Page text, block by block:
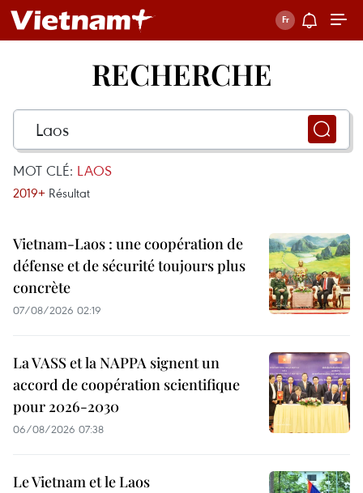
RECHERCHE
MOT CLÉ: LAOS
2019+ Résultat
Vietnam-Laos : une coopération de
défense et de sécurité toujours plus
concrète
07/08/2026 02:19
La VASS et la NAPPA signent un
accord de coopération scientifique
pour 2026-2030
06/08/2026 07:38
Le Vietnam et le Laos